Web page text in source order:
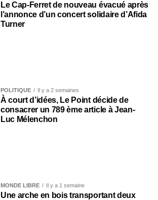
Le Cap-Ferret de nouveau évacué après
l’annonce d’un concert solidaire d’Afida
Turner
POLITIQUE Il y a 2 semaines
À court d’idées, Le Point décide de
consacrer un 789 ème article à Jean-
Luc Mélenchon
MONDE LIBRE Il y a 1 semaine
Une arche en bois transportant deux